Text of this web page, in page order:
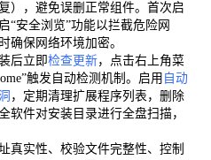
），避免误删正常组件。首次启
“安全浏览”功能以拦截危险网
确保网络环境加密。
后立即检查更新，点击右上角菜
触发自动检测机制。启用 自动
，定期清理扩展程序列表，删除
软件对安装目录进行全盘扫描，
真实性、校验文件完整性、控制